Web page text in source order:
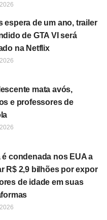
espera de um ano, trailer
de GTA VI será
na Netflix
mata avós,
e professores de
é condenada nos EUA a
R$ 2,9 bilhões por expor
de idade em suas